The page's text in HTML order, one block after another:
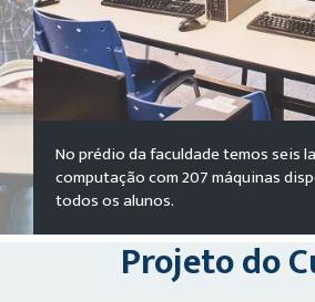
No prédio da faculdade temos seis
computação com 207 máquinas
todos os alunos.
Projeto do